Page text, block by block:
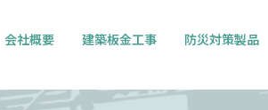
会社概要 建築板金工事 防災対策製品